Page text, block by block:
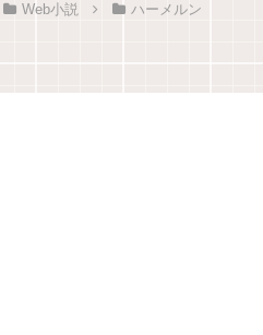
Web小説 ハーメルン